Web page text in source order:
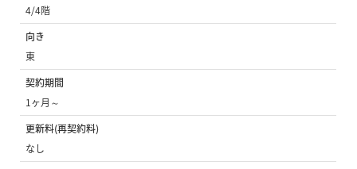
4/4階
向き
東
契約期間
1ヶ月～
更新料(再契約料)
なし